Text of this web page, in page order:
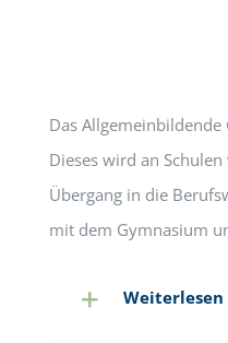
Das
Dieses wird an
Übergang in die
mit dem Gymnasium
Weiterlesen